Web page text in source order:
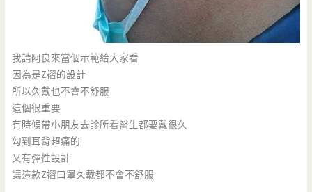
我請阿良來當個示範給大家看
因為是Z褶的設計
所以久戴也不會不舒服
這個很重要
有時候帶小朋友去診所看醫生都要戴很久
勾到耳背超痛的
又有彈性設計
讓這款Z褶口罩久戴都不會不舒服